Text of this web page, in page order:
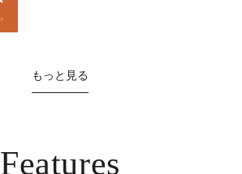
もっと見る
Features